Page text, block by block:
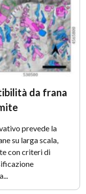
da frana
prevede la
su larga scala,
con criteri di